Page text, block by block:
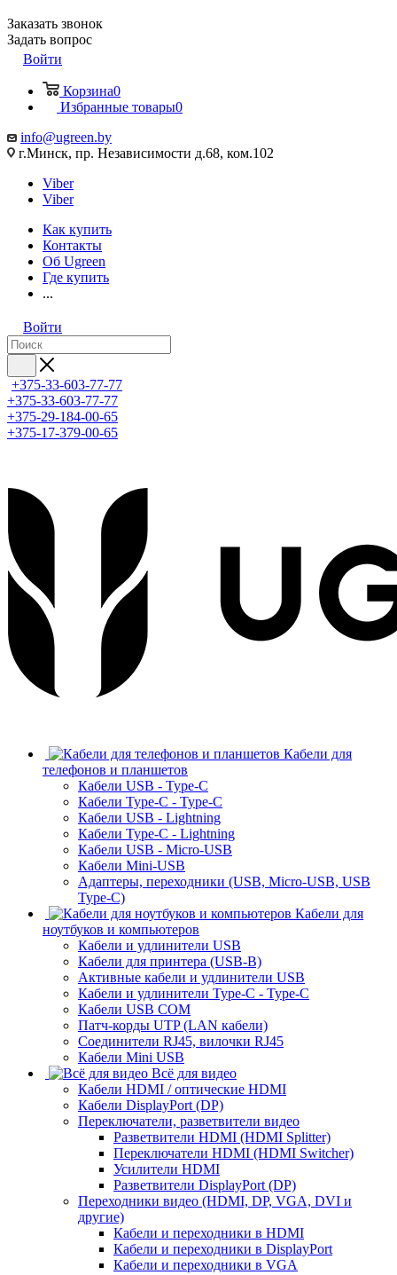
Заказать звонок
Задать вопрос
Войти
Корзина0
Избранные товары0
info@ugreen.by
г.Минск, пр. Независимости д.68, ком.102
Viber
Viber
Как купить
Контакты
Об Ugreen
Где купить
...
Войти
+375-33-603-77-77
+375-33-603-77-77
+375-29-184-00-65
+375-17-379-00-65
Кабели для
телефонов и планшетов
Кабели USB - Type-C
Кабели Type-C - Type-C
Кабели USB - Lightning
Кабели Type-C - Lightning
Кабели USB - Micro-USB
Кабели Mini-USB
Адаптеры, переходники (USB, Micro-USB, USB
Type-C)
Кабели для
ноутбуков и компьютеров
Кабели и удлинители USB
Кабели для принтера (USB-B)
Активные кабели и удлинители USB
Кабели и удлинители Type-C - Type-C
Кабели USB COM
Патч-корды UTP (LAN кабели)
Соединители RJ45, вилочки RJ45
Кабели Mini USB
Всё для видео
Кабели HDMI / оптические HDMI
Кабели DisplayPort (DP)
Переключатели, разветвители видео
Разветвители HDMI (HDMI Splitter)
Переключатели HDMI (HDMI Switcher)
Усилители HDMI
Разветвители DisplayPort (DP)
Переходники видео (HDMI, DP, VGA, DVI и
другие)
Кабели и переходники в HDMI
Кабели и переходники в DisplayPort
Кабели и переходники в VGA